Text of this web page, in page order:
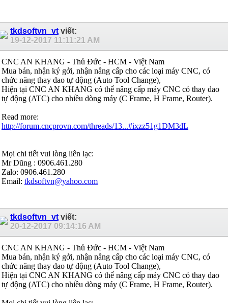
tkdsoftvn_vt viết:
19-12-2017 11:11:21 AM
CNC AN KHANG - Thủ Đức - HCM - Việt Nam
Mua bán, nhận ký gởi, nhận nâng cấp cho các loại máy CNC, có
chức năng thay dao tự động (Auto Tool Change),
Hiện tại CNC AN KHANG có thể nâng cấp máy CNC có thay dao
tự động (ATC) cho nhiều dòng máy (C Frame, H Frame, Router).
Read more:
http://forum.cncprovn.com/threads/13...#ixzz51g1DM3dL
Mọi chi tiết vui lòng liên lạc:
Mr Dũng : 0906.461.280
Zalo: 0906.461.280
Email: tkdsoftvn@yahoo.com
tkdsoftvn_vt viết:
20-12-2017 09:14:16 AM
CNC AN KHANG - Thủ Đức - HCM - Việt Nam
Mua bán, nhận ký gởi, nhận nâng cấp cho các loại máy CNC, có
chức năng thay dao tự động (Auto Tool Change),
Hiện tại CNC AN KHANG có thể nâng cấp máy CNC có thay dao
tự động (ATC) cho nhiều dòng máy (C Frame, H Frame, Router).